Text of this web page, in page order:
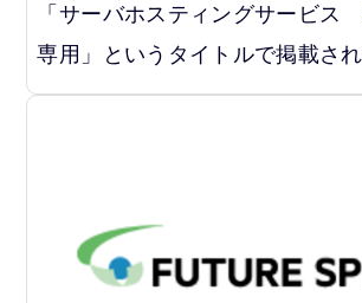
「サーバホスティングサービス
専用」というタイトルで掲載さ